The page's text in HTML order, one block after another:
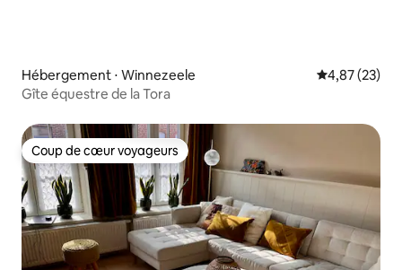
Hébergement ⋅ Winnezeele Évaluation
4,87 (23)
Gîte équestre de la Tora
Coup de cœur voyageurs
Coup de cœur voyageurs